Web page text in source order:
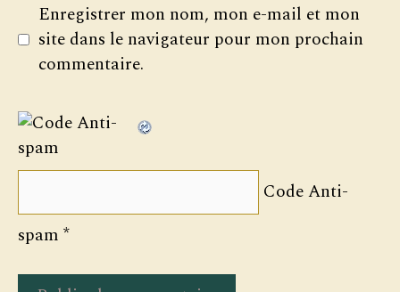
Enregistrer mon nom, mon e-mail et mon
site dans le navigateur pour mon prochain
commentaire.
Code Anti-
spam *